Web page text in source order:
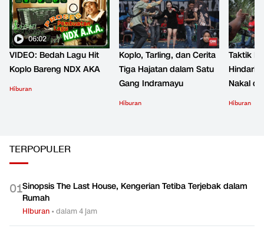
06:02
VIDEO: Bedah Lagu Hit
Koplo Bareng NDX AKA
Hiburan
Koplo, Tarling, dan Cerita
Tiga Hajatan dalam Satu
Gang Indramayu
Hiburan
Taktik
Hindari
Nakal
Hiburan
TERPOPULER
01Sinopsis The Last House, Kengerian Tetiba Terjebak dalam
Rumah
Hiburan •dalam 4 jam